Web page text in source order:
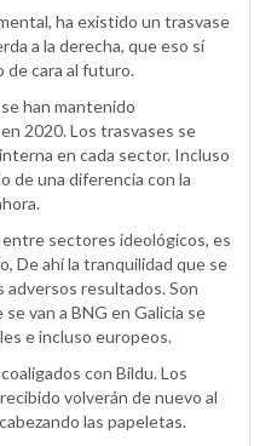
ha existido un trasvase
a la derecha, que eso sí
de cara al futuro.
han mantenido
2020. Los trasvases se
en cada sector. Incluso
de una diferencia con la
sectores ideológicos, es
De ahí la tranquilidad que se
adversos resultados. Son
van a BNG en Galicia se
e incluso europeos.
con Bildu. Los
volverán de nuevo al
las papeletas.